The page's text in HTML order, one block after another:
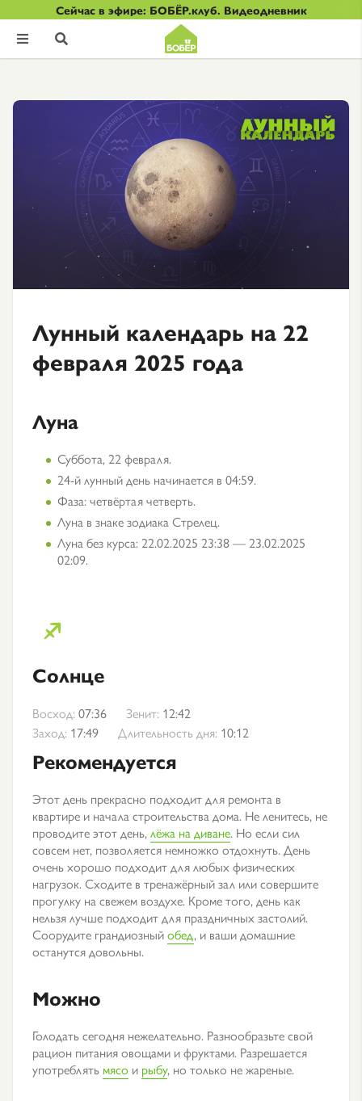
Сейчас в эфире: БОБЁР.клуб. Видеодневник
 
Лунный календарь на 22
февраля 2025 года
Луна
Суббота, 22 февраля.
24-й лунный день начинается в 04:59.
Фаза: четвёртая четверть.
Луна в знаке зодиака Стрелец.
Луна без курса: 22.02.2025 23:38 — 23.02.2025
02:09.
Солнце
Восход: 07:36 Зенит: 12:42
Заход: 17:49 Длительность дня: 10:12
Рекомендуется
Этот день прекрасно подходит для ремонта в
квартире и начала строительства дома. Не ленитесь, не
проводите этот день,лёжа на диване. Но если сил
совсем нет, позволяется немножко отдохнуть. День
очень хорошо подходит для любых физических
нагрузок. Сходите в тренажёрный зал или совершите
прогулку на свежем воздухе. Кроме того, день как
нельзя лучше подходит для праздничных застолий.
Соорудите грандиозныйобед, и ваши домашние
останутся довольны.
Можно
Голодать сегодня нежелательно. Разнообразьте свой
рацион питания овощами и фруктами. Разрешается
употреблятьмясо и рыбу, но только не жареные.